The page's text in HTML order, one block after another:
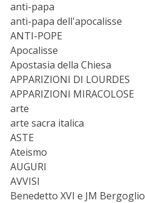
anti-papa
anti-papa dell'apocalisse
ANTI-POPE
Apocalisse
Apostasia della Chiesa
APPARIZIONI DI LOURDES
APPARIZIONI MIRACOLOSE
arte
arte sacra italica
ASTE
Ateismo
AUGURI
AVVISI
Benedetto XVI e JM Bergoglio